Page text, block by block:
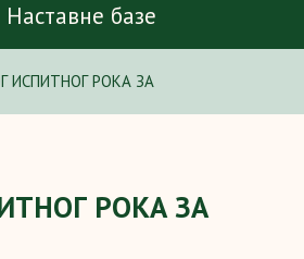
Наставне базе
ИСПИТНОГ РОКА ЗА
РОКА ЗА